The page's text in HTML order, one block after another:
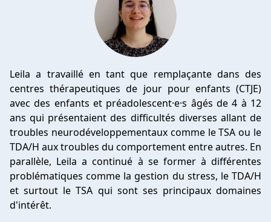
Leila a travaillé en tant que remplaçante dans des
centres thérapeutiques de jour pour enfants (CTJE)
avec des enfants et préadolescent·e·s âgés de 4 à 12
ans qui présentaient des difficultés diverses allant de
troubles neurodéveloppementaux comme le TSA ou le
TDA/H aux troubles du comportement entre autres. En
parallèle, Leila a continué à se former à différentes
problématiques comme la gestion du stress, le TDA/H
et surtout le TSA qui sont ses principaux domaines
d'intérêt.